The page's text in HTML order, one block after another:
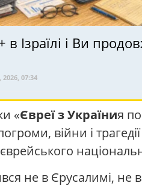
в Ізраїлі і Ви
07:34
«Євреї з Україния
війни і
не в Єрусалимі, не